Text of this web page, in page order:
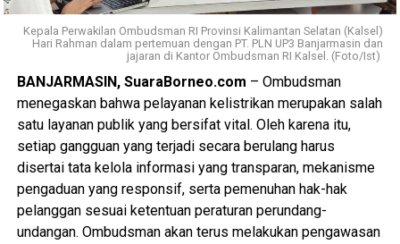
6500846214 (Infak dan sedekah)
A.n Unit Pengumpul Zakat Bank Kalsel
Konsultasi dan Konfirmasi transfer via WA Center UPZ
Bank Kalsel: 0811505153
#UPZBankKalsel #bankkalsel #bankkalselsyariah
#Baznas #BaznasKalsel
Views: 24
Bagikan ke
haji pada waktu yang telah Allah tetapkan. Aamiin. [adv]
Views: 21
Bagikan ke
WhatsApp 0 Facebook 0
Messenger 0 Twitter/X 0
Kepala Perwakilan Ombudsman RI Provinsi Kalimantan Selatan (Kalsel)
Hari Rahman dalam pertemuan dengan PT. PLN UP3 Banjarmasin dan
jajaran di Kantor Ombudsman RI Kalsel. (Foto/Ist)
BANJARMASIN, SuaraBorneo.com – Ombudsman
menegaskan bahwa pelayanan kelistrikan merupakan salah
satu layanan publik yang bersifat vital. Oleh karena itu,
setiap gangguan yang terjadi secara berulang harus
disertai tata kelola informasi yang transparan, mekanisme
pengaduan yang responsif, serta pemenuhan hak-hak
pelanggan sesuai ketentuan peraturan perundang-
undangan. Ombudsman akan terus melakukan pengawasan